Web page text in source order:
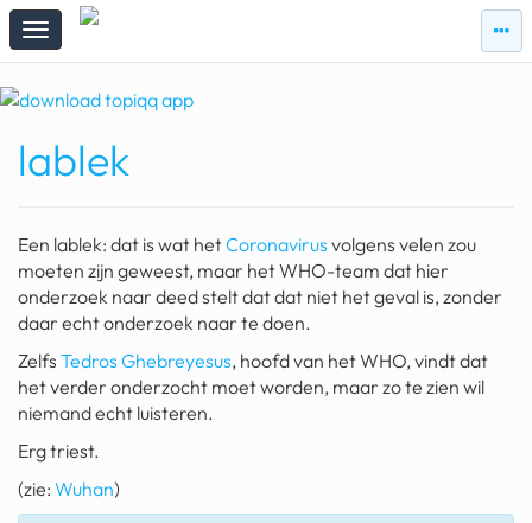
zie
topiqqs
zie
#vandaag
Topiqqs
ark van noach
pokemon kaarten
fomo
21.4 procent btw
deepseek
groenland
lablek
Een lablek: dat is wat hetCoronavirus volgens velen zou
moeten zijn geweest, maar het WHO-team dat hier
onderzoek naar deed stelt dat dat niet het geval is, zonder
daar echt onderzoek naar te doen.
Zelfs Tedros Ghebreyesus, hoofd van het WHO, vindt dat
het verder onderzocht moet worden, maar zo te zien wil
niemand echt luisteren.
Erg triest.
(zie: Wuhan)